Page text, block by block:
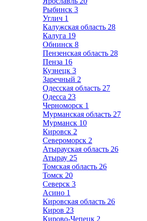
Рыбинск 3
Углич 1
Калужская область 28
Калуга 19
Обнинск 8
Пензенская область 28
Пенза 16
Кузнецк 3
Заречный 2
Одесская область 27
Одесса 23
Черноморск 1
Мурманская область 27
Мурманск 10
Кировск 2
Североморск 2
Атырауская область 26
Атырау 25
Томская область 26
Томск 20
Северск 3
Асино 1
Кировская область 26
Киров 23
Кирово-Чепецк 2